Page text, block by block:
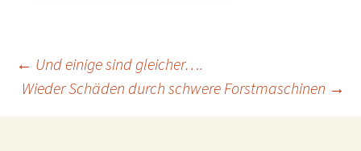
Beitrags-
Navigation
← Und einige sind gleicher….
Wieder Schäden durch schwere Forstmaschinen →